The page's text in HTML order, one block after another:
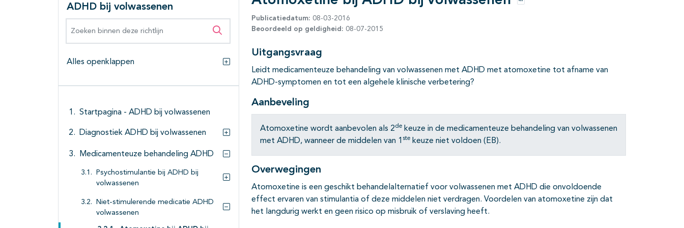
ADHD bij volwassenen
Zoeken binnen deze richtlijn
Alles openklappen
Alles openklappen
Startpagina - ADHD bij volwassenen
Diagnostiek ADHD bij volwassenen
Subpagina's open- en dichtklappen
Medicamenteuze behandeling ADHD
Subpagina's open- en dichtklappen
Psychostimulantie bij ADHD bij
volwassenen
Subpagina's open- en dichtklappen
Niet-stimulerende medicatie ADHD
volwassenen
Opties
Publicatiedatum: 08-03-2016
Beoordeeld op geldigheid: 08-07-2015
Uitgangsvraag
Leidt medicamenteuze behandeling van volwassenen met ADHD met atomoxetine tot afname van
ADHD-symptomen en tot een algehele klinische verbetering?
Aanbeveling
Atomoxetine wordt aanbevolen als 2de keuze in de medicamenteuze behandeling van volwassenen
met ADHD, wanneer de middelen van 1 ste keuze niet voldoen (EB).
Overwegingen
Atomoxetine is een geschikt behandelalternatief voor volwassenen met ADHD die onvoldoende
effect ervaren van stimulantia of deze middelen niet verdragen. Voordelen van atomoxetine zijn dat
het langdurig werkt en geen risico op misbruik of verslaving heeft.